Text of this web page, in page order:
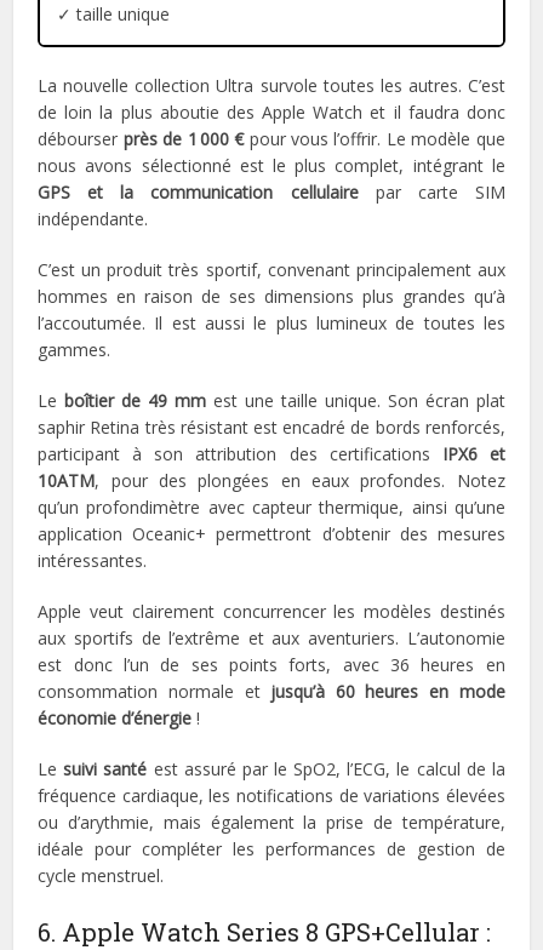
✓ taille unique
La nouvelle collection Ultra survole toutes les autres. C’est
de loin la plus aboutie des Apple Watch et il faudra donc
débourser près de 1 000 €pour vous l’offrir. Le modèle que
nous avons sélectionné est le plus complet, intégrant le
GPS et la communication cellulairepar carte SIM
indépendante.
C’est un produit très sportif, convenant principalement aux
hommes en raison de ses dimensions plus grandes qu’à
l’accoutumée. Il est aussi le plus lumineux de toutes les
gammes.
Le boîtier de 49 mm est une taille unique. Son écran plat
saphir Retina très résistant est encadré de bords renforcés,
participant à son attribution des certifications IPX6 et
10ATM, pour des plongées en eaux profondes. Notez
qu’un profondimètre avec capteur thermique, ainsi qu’une
application Oceanic+ permettront d’obtenir des mesures
intéressantes.
Apple veut clairement concurrencer les modèles destinés
aux sportifs de l’extrême et aux aventuriers. L’autonomie
est donc l’un de ses points forts, avec 36 heures en
consommation normale et jusqu’à 60 heures en mode
économie d’énergie !
Lesuivi santé est assuré par le SpO2, l’ECG, le calcul de la
fréquence cardiaque, les notifications de variations élevées
ou d’arythmie, mais également la prise de température,
idéale pour compléter les performances de gestion de
cycle menstruel.
6. Apple Watch Series 8 GPS+Cellular :